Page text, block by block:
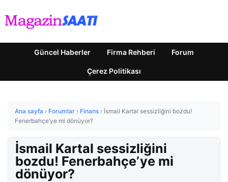
Güncel Haberler Firma Rehberi Forum
Çerez Politikası
Ana sayfa › Forumlar › Finans › İsmail Kartal sessizliğini bozdu!
Fenerbahçe’ye mi dönüyor?
İsmail Kartal sessizliğini
bozdu! Fenerbahçe’ye mi
dönüyor?